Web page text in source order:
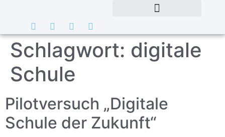
Schlagwort: digitale
Schule
Pilotversuch „Digitale
Schule der Zukunft“